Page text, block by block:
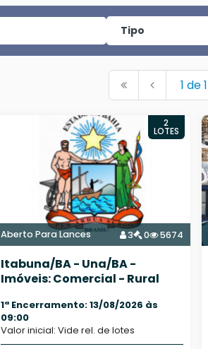
1 de 1
Aberto Para Lances 3 0 5674
2
LOTES
Itabuna/BA - Una/BA -
Imóveis: Comercial - Rural
1ª Encerramento: 13/08/2026 às
09:00
Valor inicial: Vide rel. de lotes